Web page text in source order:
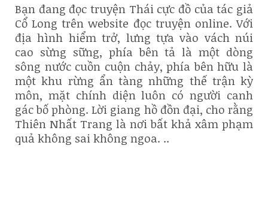
Bạn đang đọc truyện Thái cực đồ của tác giả
Cổ Long trên website đọc truyện online. Với
địa hình hiểm trở, lưng tựa vào vách núi
cao sừng sững, phía bên tả là một dòng
sông nước cuồn cuộn chảy, phía bên hữu là
một khu rừng ẩn tàng những thế trận kỳ
môn, mặt chính diện luôn có người canh
gác bố phòng. Lời giang hồ đồn đại, cho rằng
Thiên Nhất Trang là nơi bất khả xâm phạm
quả không sai không ngoa. ..